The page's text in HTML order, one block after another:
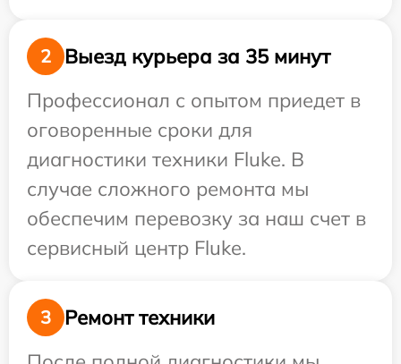
2
Выезд курьера за 35 минут
Профессионал с опытом приедет в
оговоренные сроки для
диагностики техники Fluke. В
случае сложного ремонта мы
обеспечим перевозку за наш счет в
сервисный центр Fluke.
3
Ремонт техники